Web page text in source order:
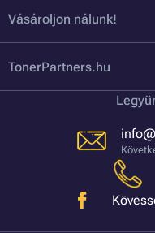
Vásároljon nálunk!
TonerPartners.hu